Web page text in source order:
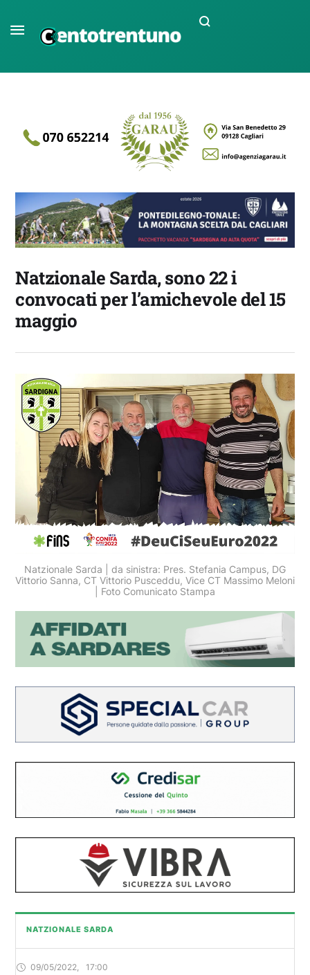
Natzionale Sarda, sono 22 i
convocati per l’amichevole del 15
maggio
Natzionale Sarda | da sinistra: Pres. Stefania Campus, DG
Vittorio Sanna, CT Vittorio Pusceddu, Vice CT Massimo Meloni
| Foto Comunicato Stampa
NATZIONALE SARDA
09/05/2022, 17:00